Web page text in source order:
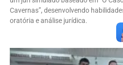
Cavernas”, desenvolvendo
oratória e análise jurídica.